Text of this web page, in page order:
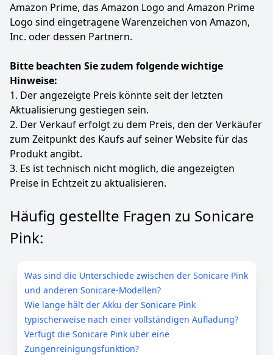
Amazon Prime, das Amazon Logo and Amazon Prime
Logo sind eingetragene Warenzeichen von Amazon,
Inc. oder dessen Partnern.
Bitte beachten Sie zudem folgende wichtige
Hinweise:
1. Der angezeigte Preis könnte seit der letzten
Aktualisierung gestiegen sein.
2. Der Verkauf erfolgt zu dem Preis, den der Verkäufer
zum Zeitpunkt des Kaufs auf seiner Website für das
Produkt angibt.
3. Es ist technisch nicht möglich, die angezeigten
Preise in Echtzeit zu aktualisieren.
Häufig gestellte Fragen zu Sonicare
Pink:
Was sind die Unterschiede zwischen der Sonicare Pink
und anderen Sonicare-Modellen?
Wie lange hält der Akku der Sonicare Pink
typischerweise nach einer vollständigen Aufladung?
Verfügt die Sonicare Pink über eine
Zungenreinigungsfunktion?